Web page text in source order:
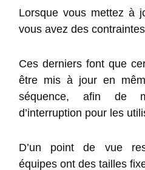
Lorsque vous mettez à
vous avez des
Ces derniers font que
être mis à jour en
séquence, afin de
d’interruption pour les
D’un point de vue
équipes ont des tailles